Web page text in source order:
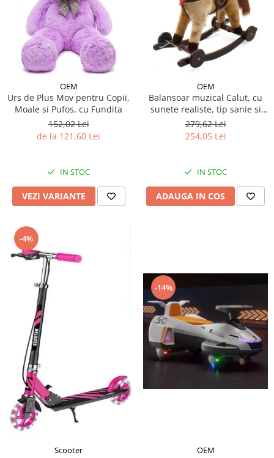
OEM
Urs de Plus Mov pentru Copii,
Moale si Pufos, cu Fundita
152,02 Lei
de la 121,60 Lei
IN STOC
VEZI VARIANTE
OEM
Balansoar muzical Calut, cu
sunete realiste, tip sanie si
roti - Crem
279,62 Lei
254,05 Lei
IN STOC
ADAUGA IN COS
-4%
Scooter
-14%
OEM